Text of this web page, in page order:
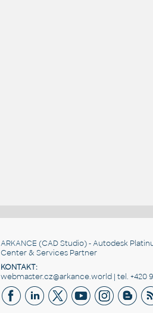
ARKANCE (CAD Studio) - Autodesk
Center & Services Partner
KONTAKT:
webmaster.cz@arkance.world | tel. +420